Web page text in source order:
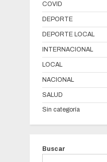
COVID
DEPORTE
DEPORTE LOCAL
INTERNACIONAL
LOCAL
NACIONAL
SALUD
Sin categoría
Buscar